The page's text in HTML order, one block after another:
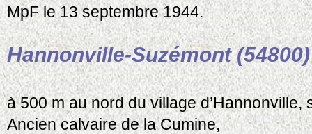
MpF le 13 septembre 1944.
Hannonville-Suzémont (54800)
à 500 m au nord du village d’Hannonville,
Ancien calvaire de la Cumine,